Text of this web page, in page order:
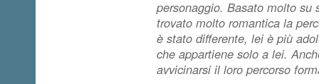
personaggio. Basato molto su
trovato molto romantica la
è stato differente, lei è più
che appartiene solo a lei.
avvicinarsi il loro percorso